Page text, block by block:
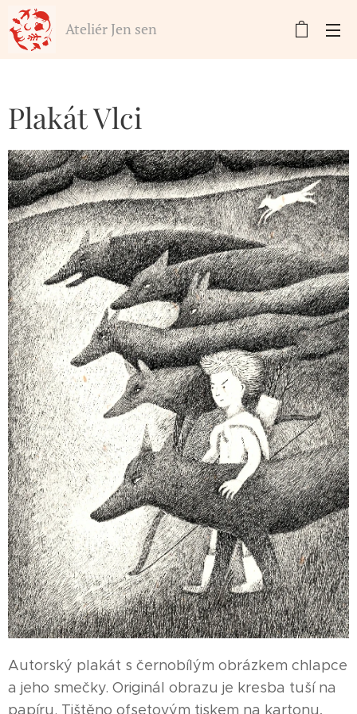
Ateliér Jen sen
Plakát Vlci
Autorský plakát s černobílým obrázkem chlapce
a jeho smečky. Originál obrazu je kresba tuší na
papíru. Tištěno ofsetovým tiskem na kartonu,